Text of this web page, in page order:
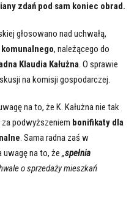
zdań pod sam koniec obrad.
głosowano nad uchwałą,
, należącego do
Klaudia Kałużna. O sprawie
na komisji gospodarczej.
na to, że K. Kałużna nie tak
podwyższeniem bonifikaty dla
. Sama radna zaś w
na to, że „spełnia
o sprzedaży mieszkań